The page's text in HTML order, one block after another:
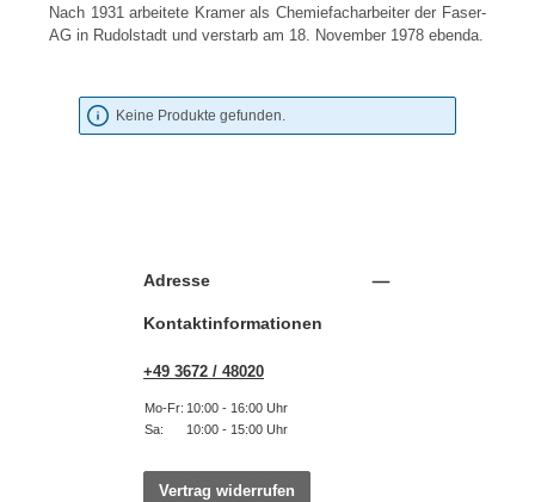
Nach 1931 arbeitete Kramer als Chemiefacharbeiter der Faser-
AG in Rudolstadt und verstarb am 18. November 1978 ebenda.
Keine Produkte gefunden.
Adresse
Kontaktinformationen
+49 3672 / 48020
Mo-Fr: 10:00 - 16:00 Uhr
Sa:
10:00 - 15:00 Uhr
Vertrag widerrufen